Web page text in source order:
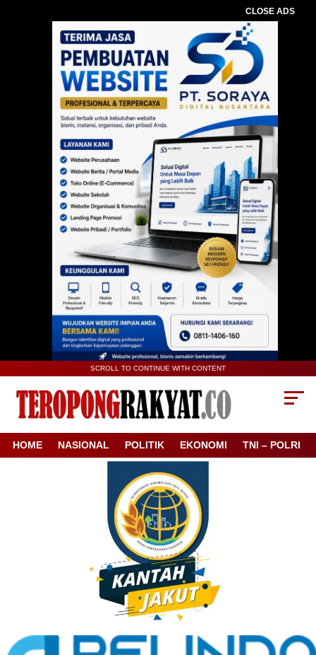
CLOSE ADS
SCROLL TO CONTINUE WITH CONTENT
HOME NASIONAL POLITIK EKONOMI TNI – POLRI